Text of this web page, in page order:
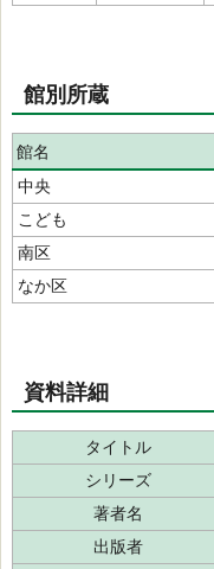
館別所蔵
館名
中央
こども
南区
なか区
資料詳細
タイトル
シリーズ
著者名
出版者